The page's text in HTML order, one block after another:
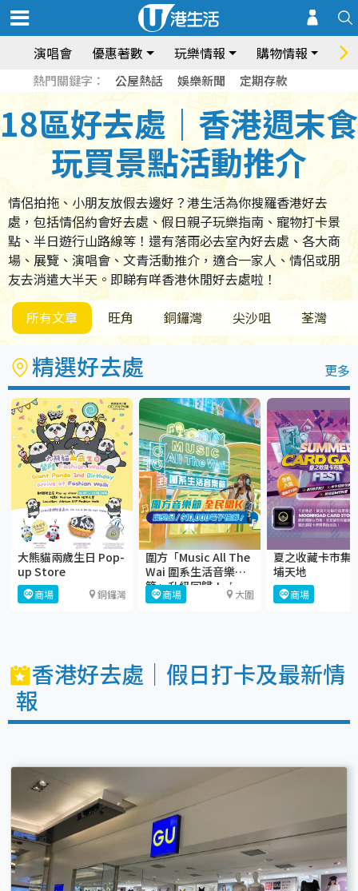
演唱會 優惠著數 玩樂情報 購物情報 飲
熱門關鍵字： 公屋熱話 娛樂新聞 定期存款
18區好去處｜香港週末食
玩買景點活動推介
情侶拍拖、小朋友放假去邊好？港生活為你搜羅香港好去
處，包括情侶約會好去處、假日親子玩樂指南、寵物打卡景
點、半日遊行山路線等！還有落雨必去室內好去處、各大商
場、展覽、演唱會、文青活動推介，適合一家人、情侶或朋
友去消遣大半天。即睇有咩香港休閒好去處啦！
所有文章
旺角 銅鑼灣 尖沙咀 荃灣
精選好去處 更多
大熊貓兩歲生日 Pop-
up Store
商場 銅鑼灣
圍方「Music All The
Wai 圍系生活音樂
節」升級回歸！🎶
商場 大圍
夏之收藏卡市集
埔天地
商場
香港好去處｜假日打卡及最新情
報